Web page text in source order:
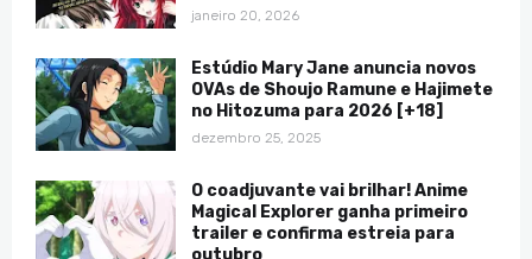
janeiro 20, 2026
Estúdio Mary Jane anuncia novos
OVAs de Shoujo Ramune e Hajimete
no Hitozuma para 2026 [+18]
dezembro 25, 2025
O coadjuvante vai brilhar! Anime
Magical Explorer ganha primeiro
trailer e confirma estreia para
outubro